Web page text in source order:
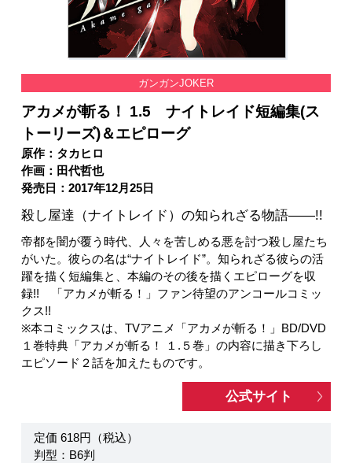
ガンガンJOKER
アカメが斬る！ 1.5 ナイトレイド短編集(ス
トーリーズ)＆エピローグ
原作：タカヒロ
作画：田代哲也
発売日：2017年12月25日
殺し屋達（ナイトレイド）の知られざる物語――!!
帝都を闇が覆う時代、人々を苦しめる悪を討つ殺し屋たち
がいた。彼らの名は“ナイトレイド”。知られざる彼らの活
躍を描く短編集と、本編のその後を描くエピローグを収
録!! 「アカメが斬る！」ファン待望のアンコールコミッ
クス!!
※本コミックスは、TVアニメ「アカメが斬る！」BD/DVD
１巻特典「アカメが斬る！ １.５巻」の内容に描き下ろし
エピソード２話を加えたものです。
公式サイト
定価 618円（税込）
判型：B6判